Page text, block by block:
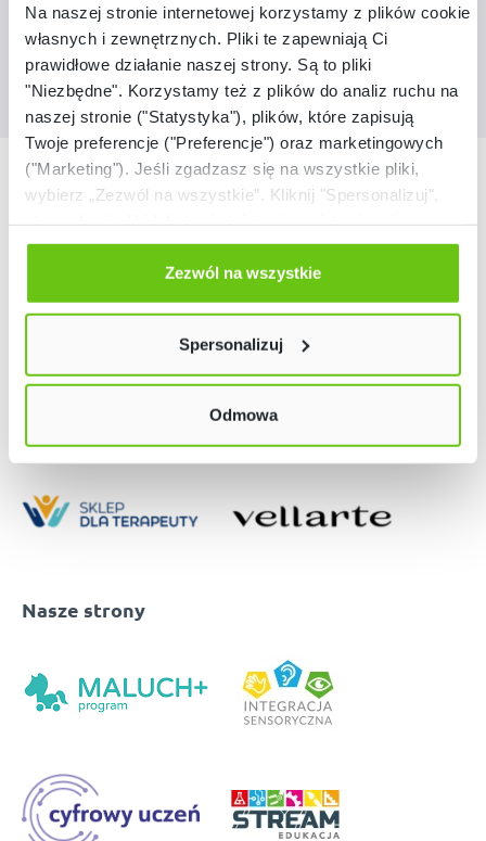
Na naszej stronie internetowej korzystamy z plików cookie:
własnych i zewnętrznych. Pliki te zapewniają Ci
prawidłowe działanie naszej strony. Są to pliki
"Niezbędne". Korzystamy też z plików do analiz ruchu na
naszej stronie ("Statystyka"), plików, które zapisują
Twoje preferencje ("Preferencje") oraz marketingowych
("Marketing"). Jeśli zgadzasz się na wszystkie pliki,
wybierz „Zezwól na wszystkie”. Kliknij "Spersonalizuj",
Odmów zgody poprzez przycisk „Odmowa”. Wtedy
użyjemy tylko plików niezbędnych dla naszej strony.
Twój wybór możesz zmienić przez kliknięcie przycisku w
Polityce prywatności
Zezwól na wszystkie
Spersonalizuj
Odmowa
Nasze marki
Nasze strony